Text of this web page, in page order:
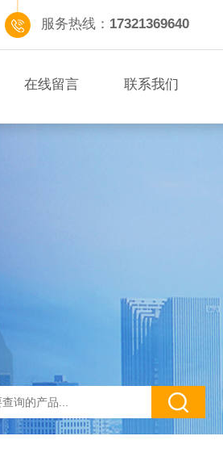
服务热线： 17321369640
在线留言 联系我们